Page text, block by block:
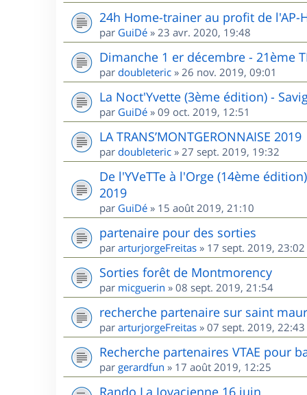
24h Home-trainer au profit de l'AP-
par GuiDé » 23 avr. 2020, 19:48
Dimanche 1 er décembre - 21ème
par doubleteric » 26 nov. 2019, 09:01
La Noct'Yvette (3ème édition) -
par GuiDé » 09 oct. 2019, 12:51
LA TRANS’MONTGERONNAISE 2019
par doubleteric » 27 sept. 2019, 19:32
De l'YVeTTe à l'Orge (14ème
2019
par GuiDé » 15 août 2019, 21:10
partenaire pour des sorties
par arturjorgeFreitas » 17 sept. 2019, 23:02
Sorties forêt de Montmorency
par micguerin » 08 sept. 2019, 21:54
recherche partenaire sur saint
par arturjorgeFreitas » 07 sept. 2019, 22:43
Recherche partenaires VTAE pour
par gerardfun » 17 août 2019, 12:25
Rando La Jovacienne 16 juin